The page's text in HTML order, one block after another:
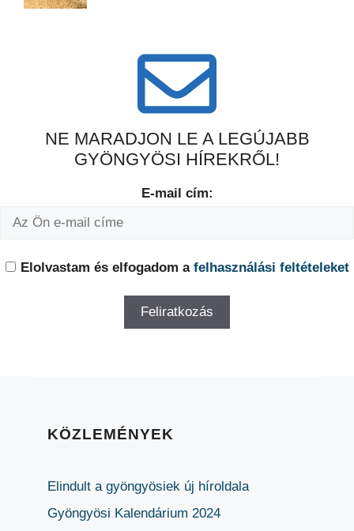
NE MARADJON LE A LEGÚJABB
GYÖNGYÖSI HÍREKRŐL!
E-mail cím:
Elolvastam és elfogadom a felhasználási feltételeket
KÖZLEMÉNYEK
Elindult a gyöngyösiek új híroldala
Gyöngyösi Kalendárium 2024